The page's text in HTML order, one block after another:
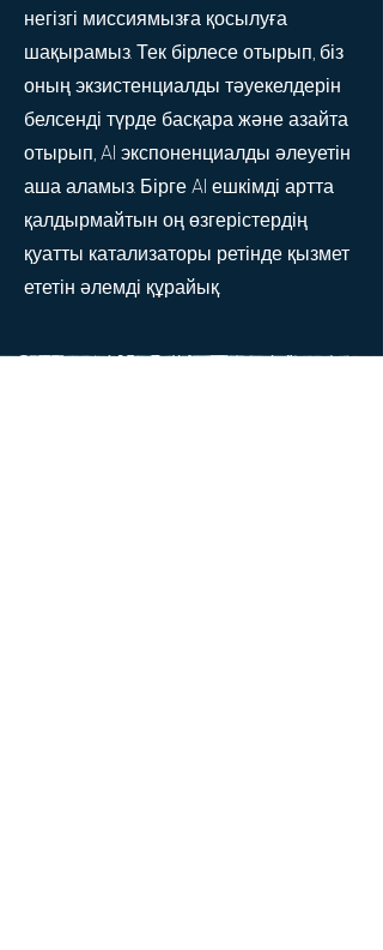
негізгі миссиямызға қосылуға
шақырамыз. Тек бірлесе отырып, біз
оның экзистенциалды тәуекелдерін
белсенді түрде басқара және азайта
отырып, AI экспоненциалды әлеуетін
аша аламыз. Бірге AI ешкімді артта
қалдырмайтын оң өзгерістердің
қуатты катализаторы ретінде қызмет
ететін әлемді құрайық.